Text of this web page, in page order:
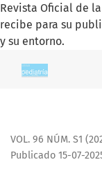
Revista Oficial de
recibe para su
y su entorno.
Experiencia con
VOL. 96 NÚM. S1
Publicado 15-07-